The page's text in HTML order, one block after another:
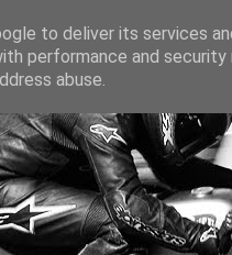
to deliver its services
performance and
abuse.